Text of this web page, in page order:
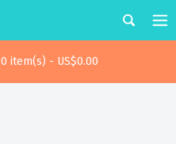
0 item(s) - US$0.00